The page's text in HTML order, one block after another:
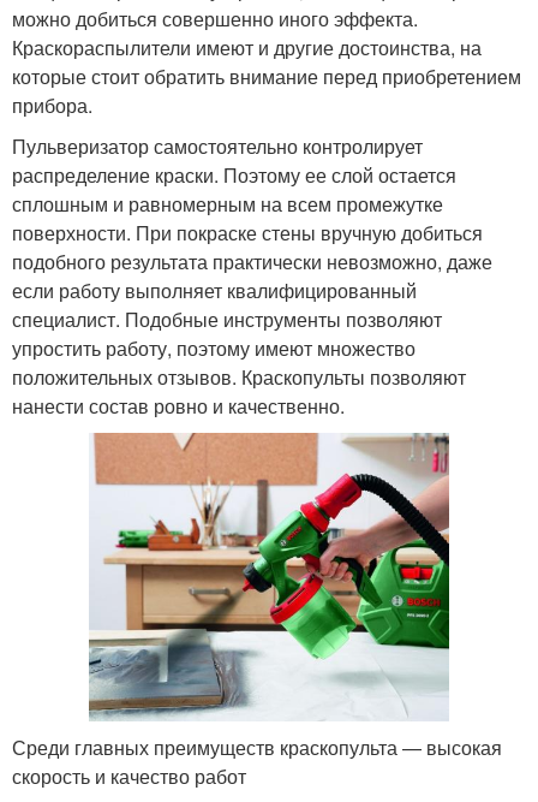
можно добиться совершенно иного эффекта.
Краскораспылители имеют и другие достоинства, на
которые стоит обратить внимание перед приобретением
прибора.
Пульверизатор самостоятельно контролирует
распределение краски. Поэтому ее слой остается
сплошным и равномерным на всем промежутке
поверхности. При покраске стены вручную добиться
подобного результата практически невозможно, даже
если работу выполняет квалифицированный
специалист. Подобные инструменты позволяют
упростить работу, поэтому имеют множество
положительных отзывов. Краскопульты позволяют
нанести состав ровно и качественно.
Среди главных преимуществ краскопульта — высокая
скорость и качество работ